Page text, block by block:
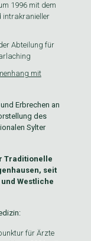
1996 mit dem
intrakranieller
Abteilung für
mit
Erbrechen an
des
Sylter
Traditionelle
seit
Westliche
für Ärzte